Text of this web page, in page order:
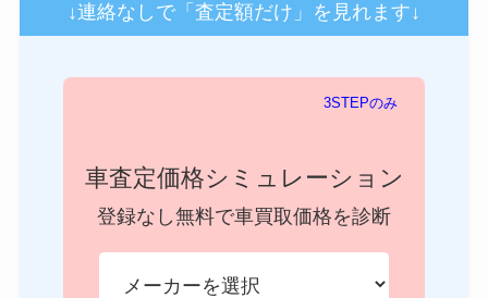
↓連絡なしで「査定額だけ」を見れます↓
3STEPのみ
車査定価格シミュレーション
登録なし無料で車買取価格を診断